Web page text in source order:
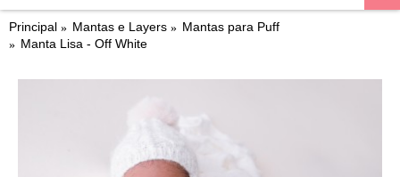
Principal Mantas e Layers
Mantas para Puff
Manta Lisa - Off White